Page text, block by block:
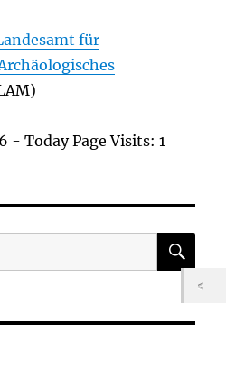
für
- Today Page Visits: 1